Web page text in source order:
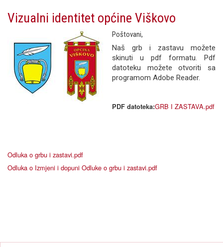
Vizualni identitet općine Viškovo
Poštovani,
Naš grb i zastavu možete
skinuti u pdf formatu. Pdf
datoteku možete otvoriti sa
programom Adobe Reader.
PDF datoteka:GRB I ZASTAVA.pdf
Odluka o grbu i zastavi.pdf
Odluka o Izmjeni i dopuni Odluke o grbu i zastavi.pdf